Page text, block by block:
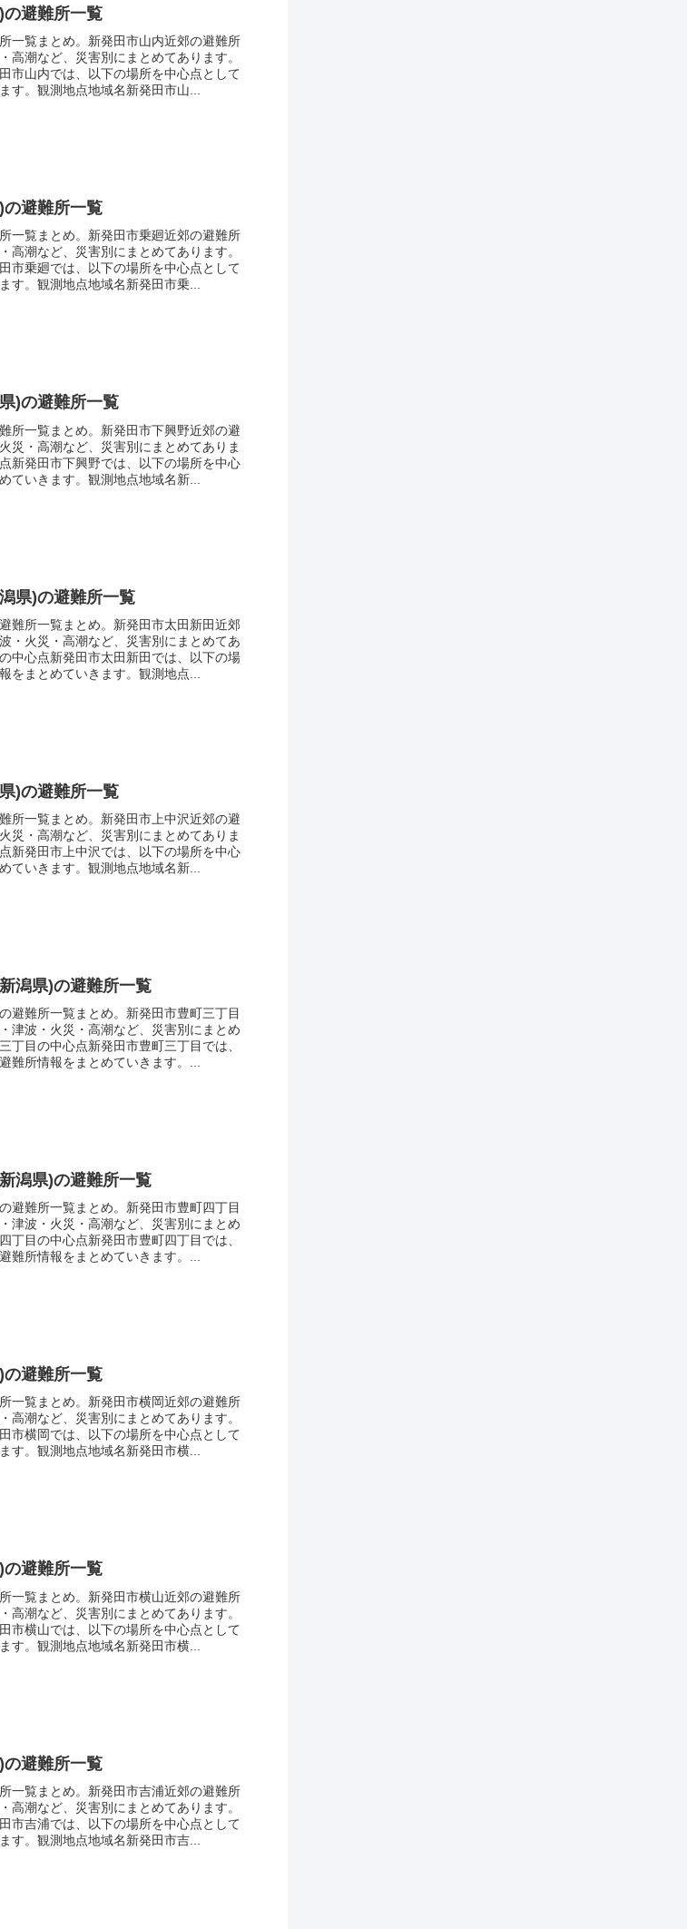
避難所一覧
一覧まとめ。新発田市山内近郊の避難所
高潮など、災害別にまとめてあります。
市山内では、以下の場所を中心点として
す。観測地点地域名新発田市山...
避難所一覧
一覧まとめ。新発田市乗廻近郊の避難所
高潮など、災害別にまとめてあります。
市乗廻では、以下の場所を中心点として
す。観測地点地域名新発田市乗...
)の避難所一覧
所一覧まとめ。新発田市下興野近郊の避
災・高潮など、災害別にまとめてありま
新発田市下興野では、以下の場所を中心
ていきます。観測地点地域名新...
県)の避難所一覧
難所一覧まとめ。新発田市太田新田近郊
・火災・高潮など、災害別にまとめてあ
中心点新発田市太田新田では、以下の場
をまとめていきます。観測地点...
)の避難所一覧
所一覧まとめ。新発田市上中沢近郊の避
災・高潮など、災害別にまとめてありま
新発田市上中沢では、以下の場所を中心
ていきます。観測地点地域名新...
潟県)の避難所一覧
避難所一覧まとめ。新発田市豊町三丁目
津波・火災・高潮など、災害別にまとめ
丁目の中心点新発田市豊町三丁目では、
難所情報をまとめていきます。...
潟県)の避難所一覧
避難所一覧まとめ。新発田市豊町四丁目
津波・火災・高潮など、災害別にまとめ
丁目の中心点新発田市豊町四丁目では、
難所情報をまとめていきます。...
避難所一覧
一覧まとめ。新発田市横岡近郊の避難所
高潮など、災害別にまとめてあります。
市横岡では、以下の場所を中心点として
す。観測地点地域名新発田市横...
避難所一覧
一覧まとめ。新発田市横山近郊の避難所
高潮など、災害別にまとめてあります。
市横山では、以下の場所を中心点として
す。観測地点地域名新発田市横...
避難所一覧
一覧まとめ。新発田市吉浦近郊の避難所
高潮など、災害別にまとめてあります。
市吉浦では、以下の場所を中心点として
す。観測地点地域名新発田市吉...